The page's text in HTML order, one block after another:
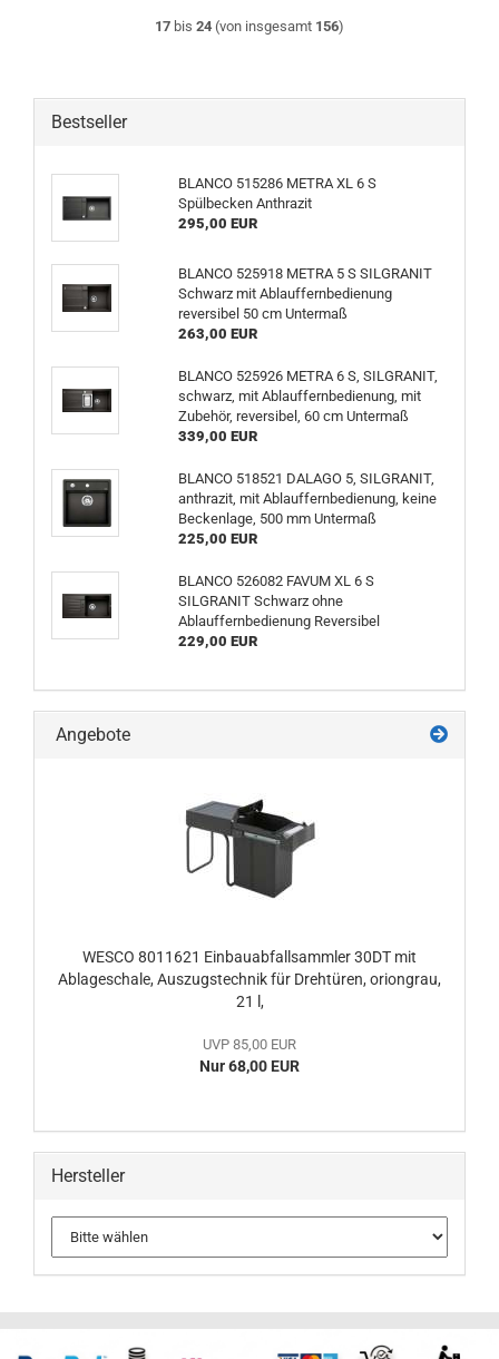
17 bis 24 (von insgesamt 156)
Bestseller
BLANCO 515286 METRA XL 6 S
Spülbecken Anthrazit
295,00 EUR
BLANCO 525918 METRA 5 S SILGRANIT
Schwarz mit Ablauffernbedienung
reversibel 50 cm Untermaß
263,00 EUR
BLANCO 525926 METRA 6 S, SILGRANIT,
schwarz, mit Ablauffernbedienung, mit
Zubehör, reversibel, 60 cm Untermaß
339,00 EUR
BLANCO 518521 DALAGO 5, SILGRANIT,
anthrazit, mit Ablauffernbedienung, keine
Beckenlage, 500 mm Untermaß
225,00 EUR
BLANCO 526082 FAVUM XL 6 S
SILGRANIT Schwarz ohne
Ablauffernbedienung Reversibel
229,00 EUR
Angebote
WESCO 8011621 Einbauabfallsammler 30DT mit
Ablageschale, Auszugstechnik für Drehtüren, oriongrau,
21 l,
UVP 85,00 EUR
Nur 68,00 EUR
Hersteller